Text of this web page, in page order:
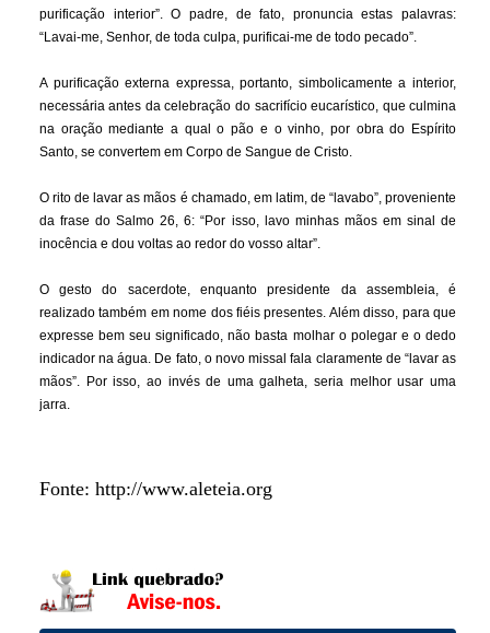
purificação interior”. O padre, de fato, pronuncia estas palavras:
“Lavai-me, Senhor, de toda culpa, purificai-me de todo pecado”.
A purificação externa expressa, portanto, simbolicamente a interior,
necessária antes da celebração do sacrifício eucarístico, que culmina
na oração mediante a qual o pão e o vinho, por obra do Espírito
Santo, se convertem em Corpo de Sangue de Cristo.
O rito de lavar as mãos é chamado, em latim, de “lavabo”, proveniente
da frase do Salmo 26, 6: “Por isso, lavo minhas mãos em sinal de
inocência e dou voltas ao redor do vosso altar”.
O gesto do sacerdote, enquanto presidente da assembleia, é
realizado também em nome dos fiéis presentes. Além disso, para que
expresse bem seu significado, não basta molhar o polegar e o dedo
indicador na água. De fato, o novo missal fala claramente de “lavar as
mãos”. Por isso, ao invés de uma galheta, seria melhor usar uma
jarra.
Fonte: http://www.aleteia.org